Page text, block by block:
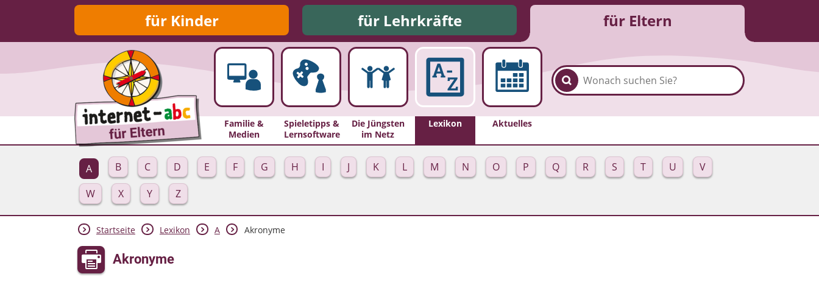
für Kinder für Lehrkräfte für Eltern
Familie &
Medien
Spieletipps &
Lernsoftware
Die Jüngsten
im Netz
Lexikon Aktuelles
A B C D E F G H I J K L M N O P Q R S T U
V
W
X Y Z
Startseite Lexikon A Akronyme
Akronyme